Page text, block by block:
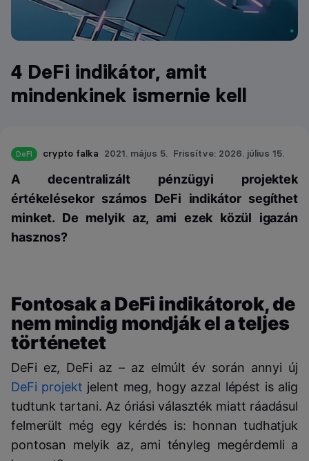
4 DeFi indikátor, amit
mindenkinek ismernie kell
DeFI crypto falka 2021. május 5. Frissítve: 2026. július 15.
A decentralizált pénzügyi projektek
értékelésekor számos DeFi indikátor segíthet
minket. De melyik az, ami ezek közül igazán
hasznos?
Fontosak a DeFi indikátorok, de
nem mindig mondják el a teljes
történetet
DeFi ez, DeFi az – az elmúlt év során annyi új
DeFi projekt jelent meg, hogy azzal lépést is alig
tudtunk tartani. Az óriási választék miatt ráadásul
felmerült még egy kérdés is: honnan tudhatjuk
pontosan melyik az, ami tényleg megérdemli a